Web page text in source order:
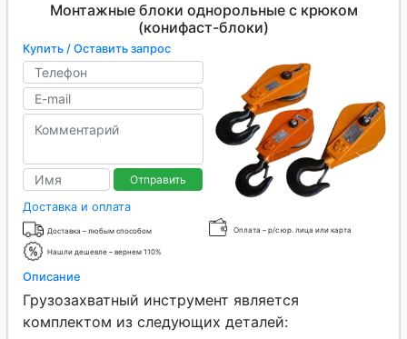
Монтажные блоки однорольные с крюком
(конифаст-блоки)
Купить / Оставить запрос
Отправить
Доставка и оплата
Доставка – любым способом Оплата – р/с юр. лица или карта
Нашли дешевле – вернем 110%
Описание
Грузозахватный инструмент является
комплектом из следующих деталей: